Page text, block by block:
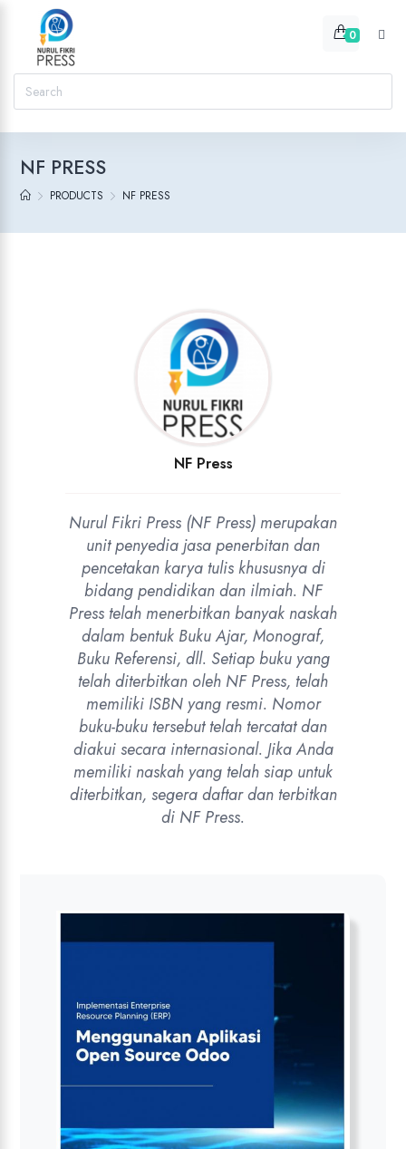
0
NF PRESS
PRODUCTS NF PRESS
NF Press
Nurul Fikri Press (NF Press) merupakan
unit penyedia jasa penerbitan dan
pencetakan karya tulis khususnya di
bidang pendidikan dan ilmiah. NF
Press telah menerbitkan banyak naskah
dalam bentuk Buku Ajar, Monograf,
Buku Referensi, dll. Setiap buku yang
telah diterbitkan oleh NF Press, telah
memiliki ISBN yang resmi. Nomor
buku-buku tersebut telah tercatat dan
diakui secara internasional. Jika Anda
memiliki naskah yang telah siap untuk
diterbitkan, segera daftar dan terbitkan
di NF Press.